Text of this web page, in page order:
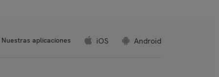
Nuestras aplicaciones iOS Android